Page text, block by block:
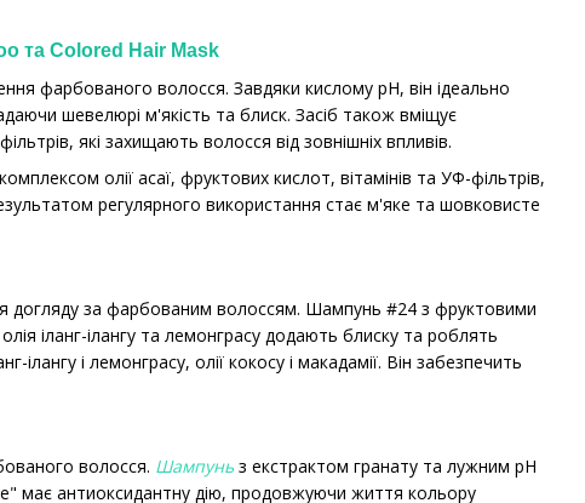
та Colored Hair Mask
фарбованого волосся. Завдяки кислому pH, він ідеально
шевелюрі м'якість та блиск. Засіб також вміщує
які захищають волосся від зовнішніх впливів.
олії асаї, фруктових кислот, вітамінів та УФ-фільтрів,
регулярного використання стає м'яке та шовковисте
догляду за фарбованим волоссям. Шампунь #24 з фруктовими
іланг-ілангу та лемонграсу додають блиску та роблять
і лемонграсу, олії кокосу і макадамії. Він забезпечить
волосся. Шампунь з екстрактом гранату та лужним pH
має антиоксидантну дію, продовжуючи життя кольору